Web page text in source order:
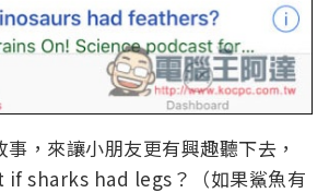
，來讓小朋友更有興趣聽下去，
if sharks had legs？（如果鯊魚有